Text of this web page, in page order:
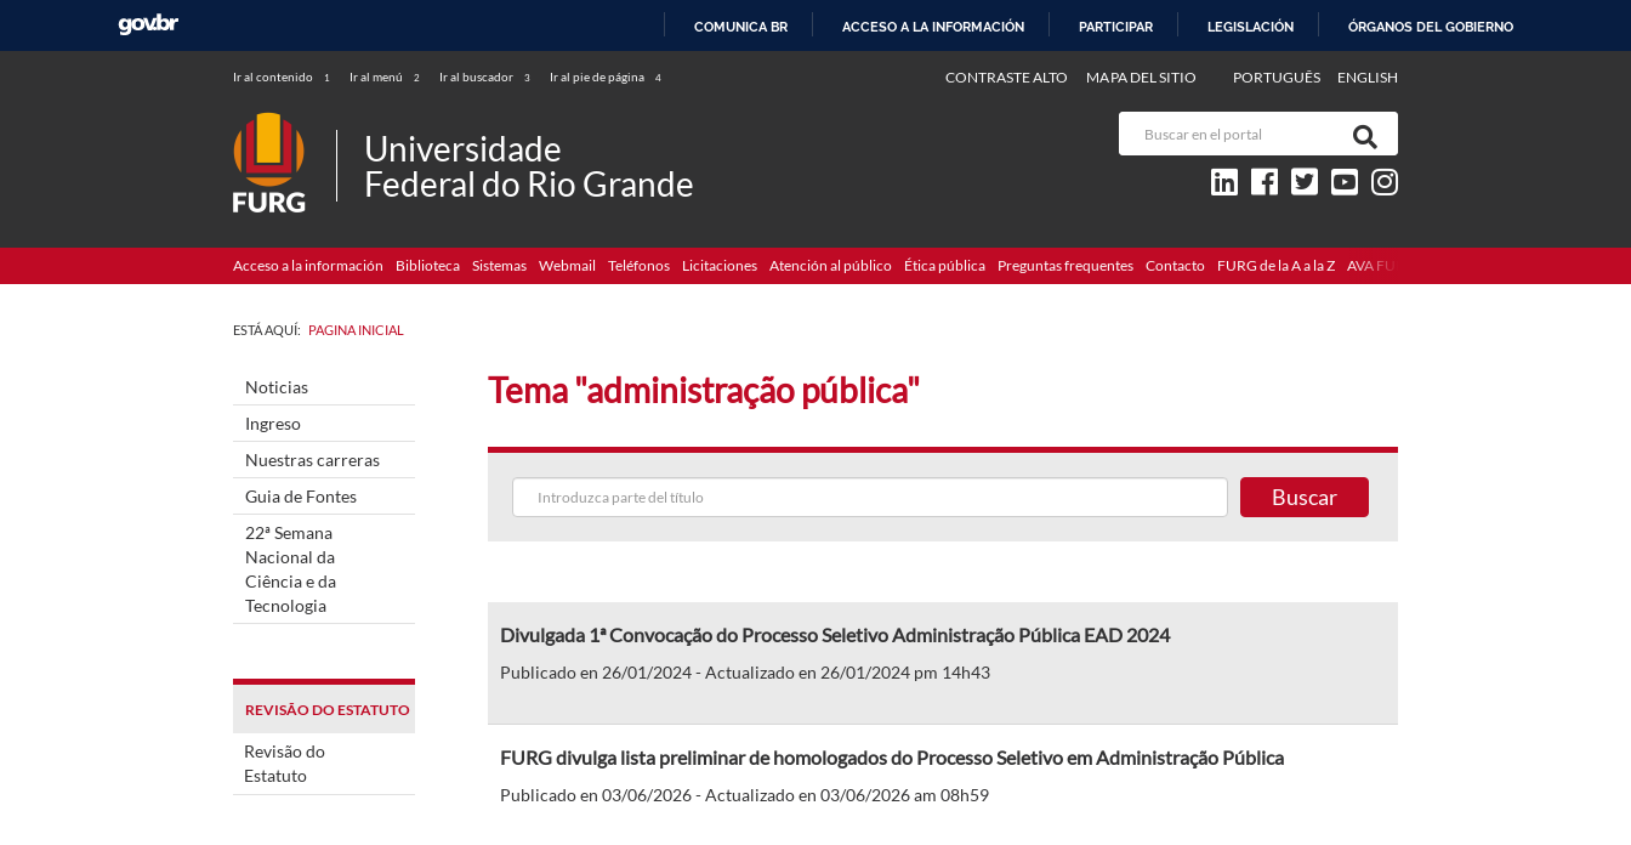
COMUNICA BR ACCESO A LA INFORMACIÓN PARTICIPAR LEGISLACIÓN ÓRGANOS DEL GOBIERNO
Ir al contenido 1 Ir al menú 2 Ir al buscador 3 Ir al pie de página 4 PORTUGUÊS ENGLISH
CONTRASTE ALTO MAPA DEL SITIO
Universidade
Federal do Rio Grande
Acceso a la información Biblioteca Sistemas Webmail Teléfonos Licitaciones Atención al público Ética pública Preguntas frequentes Contacto FURG de la A a la Z AVA FURG
ESTÁ AQUÍ: PAGINA INICIAL
Noticias
Ingreso
Nuestras carreras
Guia de Fontes
22ª Semana
Nacional da
Ciência e da
Tecnologia
REVISÃO DO ESTATUTO
Revisão do
Estatuto
Tema "administração pública"
Buscar
Divulgada 1ª Convocação do Processo Seletivo Administração Pública EAD 2024
Publicado en 26/01/2024 - Actualizado en 26/01/2024 pm 14h43
FURG divulga lista preliminar de homologados do Processo Seletivo em Administração Pública
Publicado en 03/06/2026 - Actualizado en 03/06/2026 am 08h59